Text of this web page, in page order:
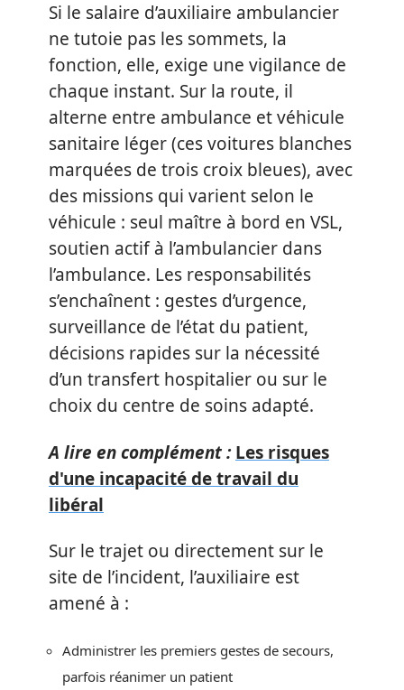
Si le salaire d’auxiliaire ambulancier
ne tutoie pas les sommets, la
fonction, elle, exige une vigilance de
chaque instant. Sur la route, il
alterne entre ambulance et véhicule
sanitaire léger (ces voitures blanches
marquées de trois croix bleues), avec
des missions qui varient selon le
véhicule : seul maître à bord en VSL,
soutien actif à l’ambulancier dans
l’ambulance. Les responsabilités
s’enchaînent : gestes d’urgence,
surveillance de l’état du patient,
décisions rapides sur la nécessité
d’un transfert hospitalier ou sur le
choix du centre de soins adapté.
A lire en complément : Les risques
d'une incapacité de travail du
libéral
Sur le trajet ou directement sur le
site de l’incident, l’auxiliaire est
amené à :
Administrer les premiers gestes de secours,
parfois réanimer un patient